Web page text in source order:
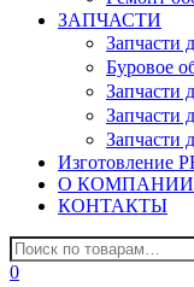
ЗАПЧАСТИ
Запчасти
Буровое
Запчасти
Запчасти
Запчасти
Изготовление
О КОМПАНИИ
КОНТАКТЫ
0